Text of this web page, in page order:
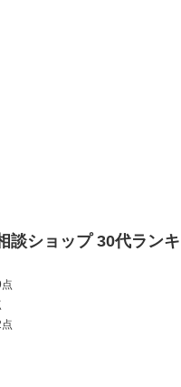
談ショップ 30代ラン